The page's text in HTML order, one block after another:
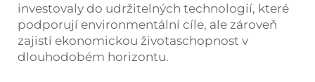
investovaly do udržitelných technologií, které
podporují environmentální cíle, ale zároveň
zajistí ekonomickou životaschopnost v
dlouhodobém horizontu.